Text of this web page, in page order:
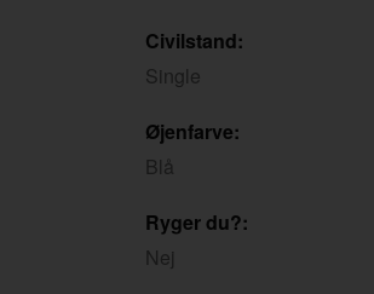
Civilstand:
Single
Øjenfarve:
Blå
Ryger du?:
Nej